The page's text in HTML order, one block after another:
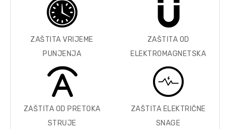
ZAŠTITA VRIJEME
PUNJENJA
ZAŠTITA OD
ELEKTROMAGNETSKA
ZAŠTITA OD PRETOKA
STRUJE
ZAŠTITA ELEKTRIČNE
SNAGE